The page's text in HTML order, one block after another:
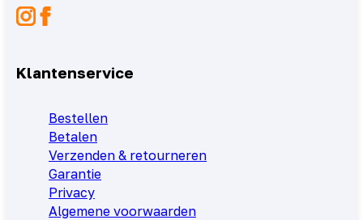
Klantenservice
Bestellen
Betalen
Verzenden & retourneren
Garantie
Privacy
Algemene voorwaarden